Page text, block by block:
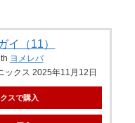
イ（11）
ヨメレバ
ックス 2025年11月12日
スで購入